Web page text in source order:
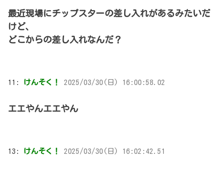
最近現場にチップスターの差し入れがあるみたいだ
けど、
どこからの差し入れなんだ？
11: けんそく！ 2025/03/30(日) 16:00:58.02
エエやんエエやん
13: けんそく！ 2025/03/30(日) 16:02:42.51